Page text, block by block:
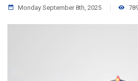
Monday September 8th, 2025